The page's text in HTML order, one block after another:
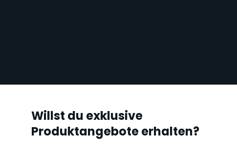
Willst du exklusive
Produktangebote erhalten?